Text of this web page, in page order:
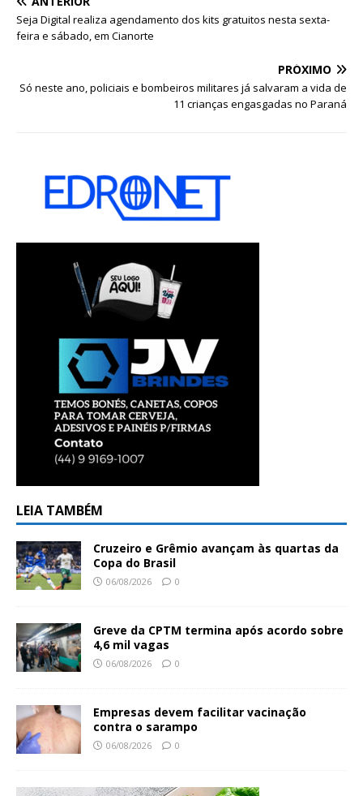
Seja Digital realiza agendamento dos kits gratuitos nesta sexta-
feira e sábado, em Cianorte
PRÓXIMO
Só neste ano, policiais e bombeiros militares já salvaram a vida de
11 crianças engasgadas no Paraná
LEIA TAMBÉM
Cruzeiro e Grêmio avançam às quartas da
Copa do Brasil
06/08/2026 0
Greve da CPTM termina após acordo sobre
4,6 mil vagas
06/08/2026 0
Empresas devem facilitar vacinação
contra o sarampo
06/08/2026 0